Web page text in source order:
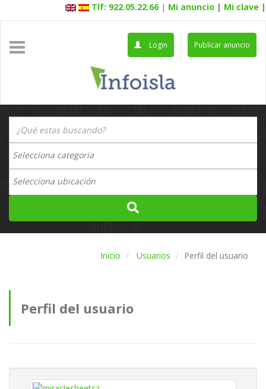
Tlf: 922.05.22.66 | Mi anuncio | Mi clave |
Publicar anuncio
Login
Inicio Usuarios Perfil del usuario
Perfil del usuario